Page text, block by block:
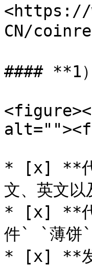
<https://
CN/
#### **1
* [x] **代
文、英文以
* [x] **代
件` `薄饼`
* [x] **发